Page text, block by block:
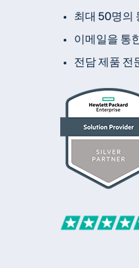
최대 50명의
이메일을 통
전담 제품 전